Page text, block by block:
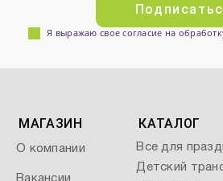
Я выражаю свое согласие на
МАГАЗИН
О компании
Вакансии
КАТАЛОГ
Все для
Детский